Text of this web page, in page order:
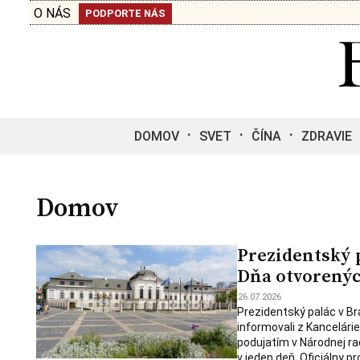
O NÁS PODPORTE NÁS
DOMOV SVET ČÍNA ZDRAVIE
Domov
Prezidentský
Dňa
26.07.2026
Prezidentský palác v
informovali z
podujatím v Národnej